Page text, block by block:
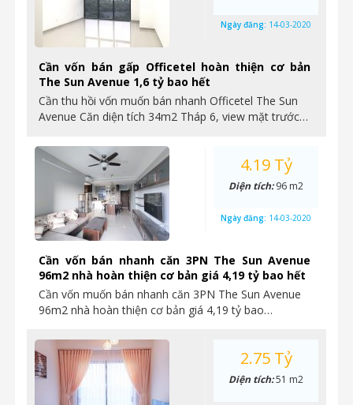
Cần vốn bán gấp Officetel hoàn thiện cơ bản
The Sun Avenue 1,6 tỷ bao hết
Cần thu hồi vốn muốn bán nhanh Officetel The Sun
Avenue Căn diện tích 34m2 Tháp 6, view mặt trước…
Ngày đăng: 14-03-2020
Cần vốn bán nhanh căn 3PN The Sun Avenue
96m2 nhà hoàn thiện cơ bản giá 4,19 tỷ bao hết
Cần vốn muốn bán nhanh căn 3PN The Sun Avenue
96m2 nhà hoàn thiện cơ bản giá 4,19 tỷ bao…
4.19 Tỷ
Diện tích:96 m2
Ngày đăng: 14-03-2020
2.75 Tỷ
Diện tích:51 m2